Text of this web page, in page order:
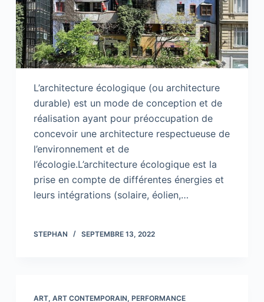
L’architecture écologique (ou architecture
durable) est un mode de conception et de
réalisation ayant pour préoccupation de
concevoir une architecture respectueuse de
l’environnement et de
l’écologie.L’architecture écologique est la
prise en compte de différentes énergies et
leurs intégrations (solaire, éolien,…
STEPHAN SEPTEMBRE 13, 2022
ART, ART CONTEMPORAIN, PERFORMANCE